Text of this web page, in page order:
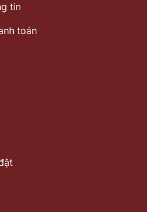
tin
toán